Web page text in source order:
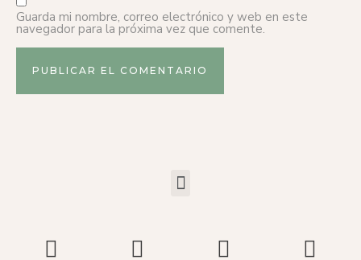
Guarda mi nombre, correo electrónico y web en este
navegador para la próxima vez que comente.